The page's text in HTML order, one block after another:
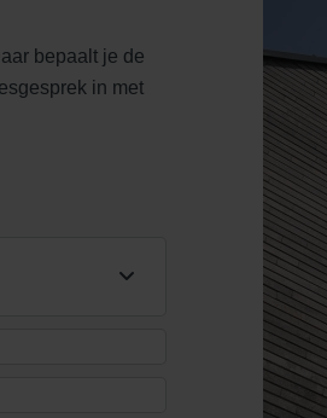
bepaalt je de
in met